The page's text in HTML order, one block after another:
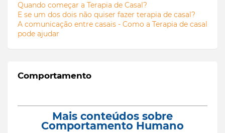
Quando começar a Terapia de Casal?
E se um dos dois não quiser fazer terapia de casal?
A comunicação entre casais - Como a Terapia de casal
pode ajudar
Comportamento
Mais conteúdos sobre
Comportamento Humano